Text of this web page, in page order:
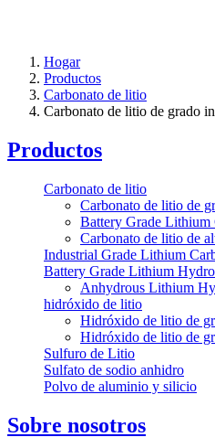
Hogar
Productos
Carbonato de litio
Carbonato de litio de grado
Productos
Carbonato de litio
Carbonato de litio de
Battery Grade Lithium
Carbonato de litio de
Industrial Grade Lithium
Battery Grade Lithium
Anhydrous Lithium
hidróxido de litio
Hidróxido de litio de
Hidróxido de litio de
Sulfuro de Litio
Sulfato de sodio anhidro
Polvo de aluminio y silicio
Sobre nosotros